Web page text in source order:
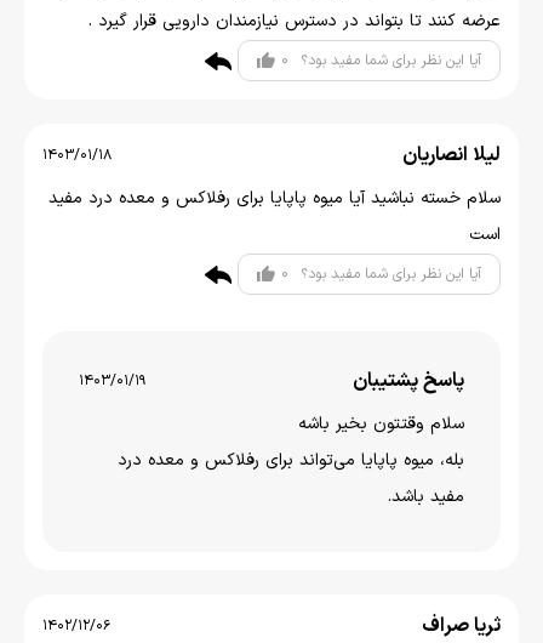
عرضه کنند تا بتواند در دسترس نیازمندان دارویی قرار گیرد .
آیا این نظر برای شما مفید بود؟ 0
لیلا انصاریان 1403/01/18
سلام خسته نباشید آیا میوه پاپایا برای رفلاکس و معده درد مفید
است
آیا این نظر برای شما مفید بود؟ 0
پاسخ پشتیبان 1403/01/19
سلام وقتتون بخیر باشه
بله، میوه پاپایا می‌تواند برای رفلاکس و معده درد
مفید باشد.
ثریا صراف 1402/12/06